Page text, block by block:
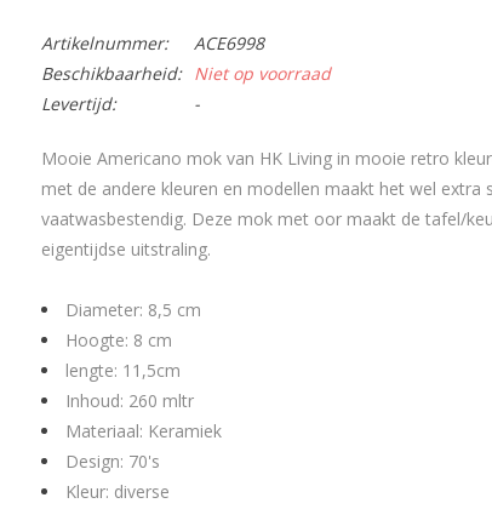
Artikelnummer:
ACE6998
Beschikbaarheid:
Niet op voorraad
Levertijd:
-
Mooie Americano mok van HK Living in mooie retro
met de andere kleuren en modellen maakt het wel
vaatwasbestendig. Deze mok met oor maakt de tafel/
eigentijdse uitstraling.
Diameter: 8,5 cm
Hoogte: 8 cm
lengte: 11,5cm
Inhoud: 260 mltr
Materiaal: Keramiek
Design: 70's
Kleur: diverse